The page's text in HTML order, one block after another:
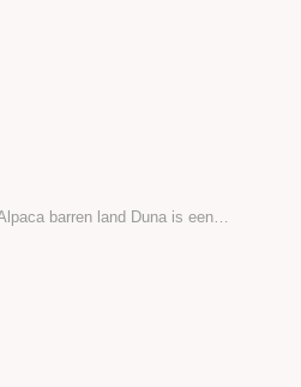
barren land Duna is een…